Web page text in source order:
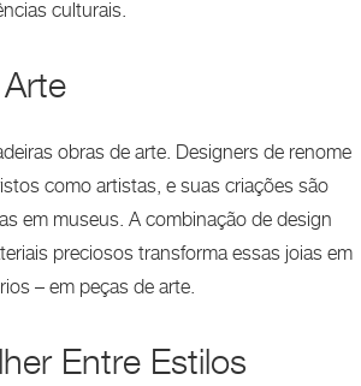
culturais.
obras de arte. Designers de renome
como artistas, e suas criações são
em museus. A combinação de design
preciosos transforma essas joias em
– em peças de arte.
Entre Estilos